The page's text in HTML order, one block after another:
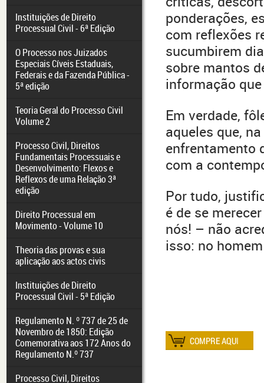
Instituições de Direito
Processual Civil - 6ª Edição
O Processo nos Juizados
Especiais Cíveis Estaduais,
Federais e da Fazenda Pública -
5ª edição
Teoria Geral do Processo Civil
Volume 2
Processo Civil, Direitos
Fundamentais Processuais e
Desenvolvimento: Flexos e
Reflexos de uma Relação 3ª
edição
Direito Processual em
Movimento - Volume 10
Theoria das provas e sua
aplicação aos actos civis
Instituições de Direito
Processual Civil - 5ª Edição
Regulamento N. º 737 de 25 de
Novembro de 1850: Edição
Comemorativa aos 172 Anos do
Regulamento N.º 737
Processo Civil, Direitos
ponderações,
com reflexões
sucumbirem
sobre mantos
informação
Em verdade,
aqueles que,
enfrentamento
com a
Por tudo,
é de se
nós! – não
isso: no